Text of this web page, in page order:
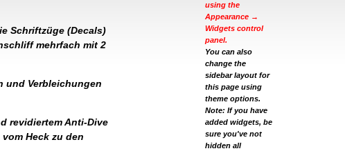
Schriftzüge (Decals)
mehrfach mit 2
und Verbleichungen
revidiertem Anti-Dive
Heck zu den
using the
Appearance →
Widgets control
panel.
You can also
change the
sidebar layout for
this page using
theme options.
Note: If you have
added widgets, be
sure you've not
hidden all